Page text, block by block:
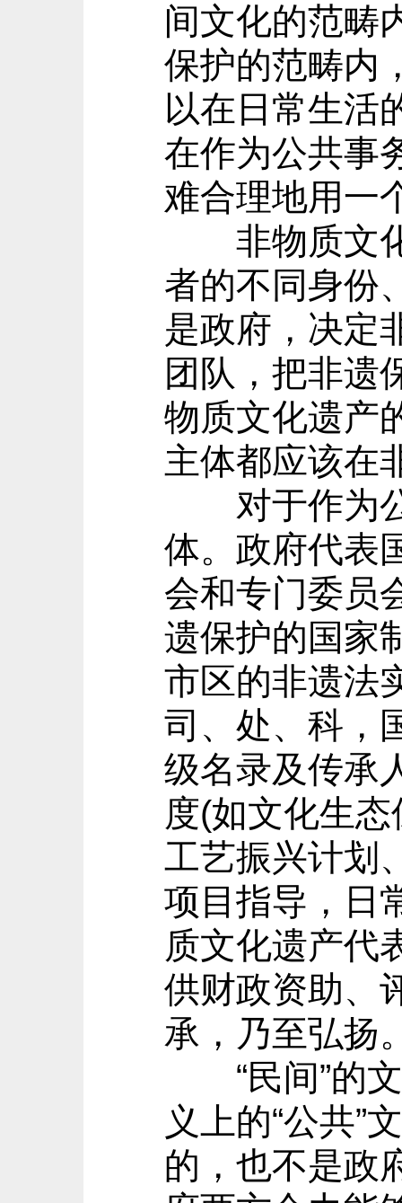
间文化的范畴
保护的范畴内
以在日常生活
在作为公共事
难合理地用一
非物质文化
者的不同身份
是政府，决定
团队，把非遗
物质文化遗产
主体都应该在
对于作为公
体。政府代表
会和专门委员
遗保护的国家
市区的非遗法
司、处、科，
级名录及传承
度(如文化生
工艺振兴计划
项目指导，日
质文化遗产代
供财政资助、
承，乃至弘扬
“民间”的文
义上的“公共”
的，也不是政